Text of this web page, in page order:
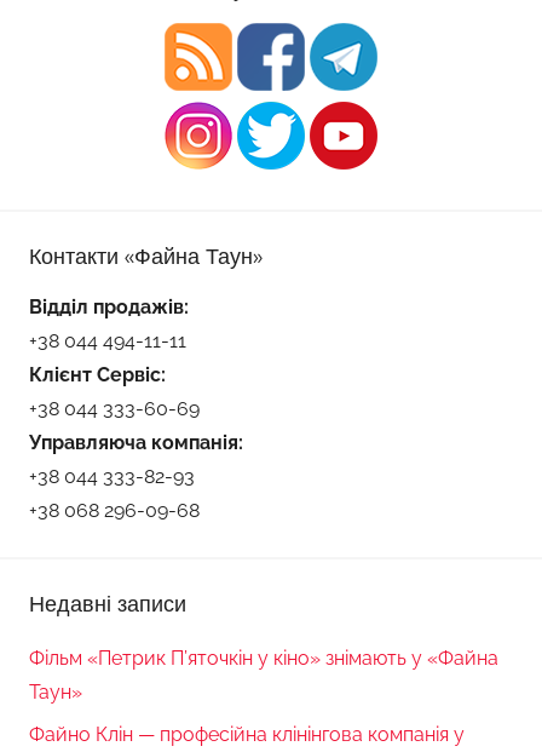
Контакти «Файна Таун»
Відділ продажів:
+38 044 494-11-11
Клієнт Сервіс:
+38 044 333-60-69
Управляюча компанія:
+38 044 333-82-93
+38 068 296-09-68
Недавні записи
Фільм «Петрик П’яточкін у кіно» знімають у «Файна
Таун»
Файно Клін — професійна клінінгова компанія у